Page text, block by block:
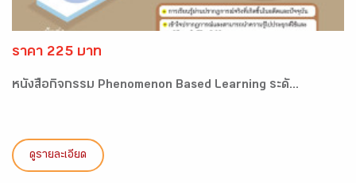
ราคา 225 บาท
หนังสือกิจกรรม Phenomenon Based Learning ระดั...
ดูรายละเอียด